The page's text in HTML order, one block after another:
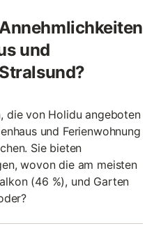
und
die von Holidu angeboten
und Ferienwohnung
Sie bieten
wovon die am meisten
(46 %), und Garten